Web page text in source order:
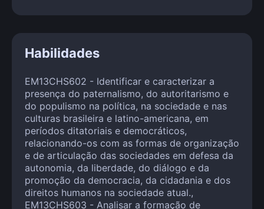
Habilidades
EM13CHS602 - Identificar e caracterizar a
presença do paternalismo, do autoritarismo e
do populismo na política, na sociedade e nas
culturas brasileira e latino-americana, em
períodos ditatoriais e democráticos,
relacionando-os com as formas de organização
e de articulação das sociedades em defesa da
autonomia, da liberdade, do diálogo e da
promoção da democracia, da cidadania e dos
direitos humanos na sociedade atual.,
EM13CHS603 - Analisar a formação de